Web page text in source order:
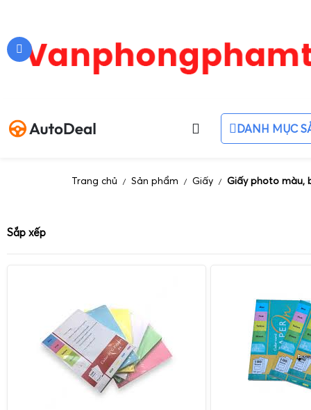
DANH MỤC
Trang chủ / Sản phẩm / Giấy / Giấy photo màu,
Sắp xếp